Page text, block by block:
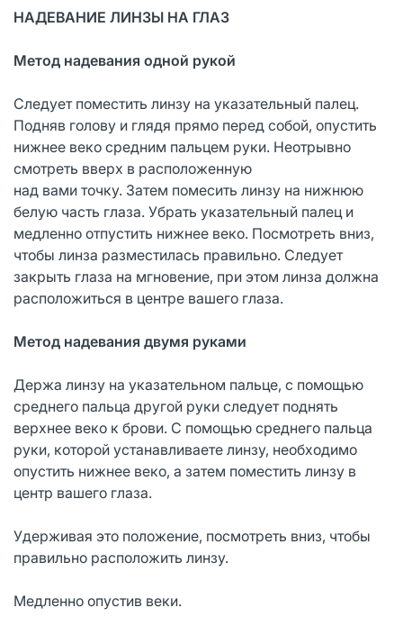
НАДЕВАНИЕ ЛИНЗЫ НА ГЛАЗ
Метод надевания одной рукой
Следует поместить линзу на указательный палец.
Подняв голову и глядя прямо перед собой, опустить
нижнее веко средним пальцем руки. Неотрывно
смотреть вверх в расположенную
над вами точку. Затем помесить линзу на нижнюю
белую часть глаза. Убрать указательный палец и
медленно отпустить нижнее веко. Посмотреть вниз,
чтобы линза разместилась правильно. Следует
закрыть глаза на мгновение, при этом линза должна
расположиться в центре вашего глаза.
Метод надевания двумя руками
Держа линзу на указательном пальце, с помощью
среднего пальца другой руки следует поднять
верхнее веко к брови. С помощью среднего пальца
руки, которой устанавливаете линзу, необходимо
опустить нижнее веко, а затем поместить линзу в
центр вашего глаза.
Удерживая это положение, посмотреть вниз, чтобы
правильно расположить линзу.
Медленно опустив веки.